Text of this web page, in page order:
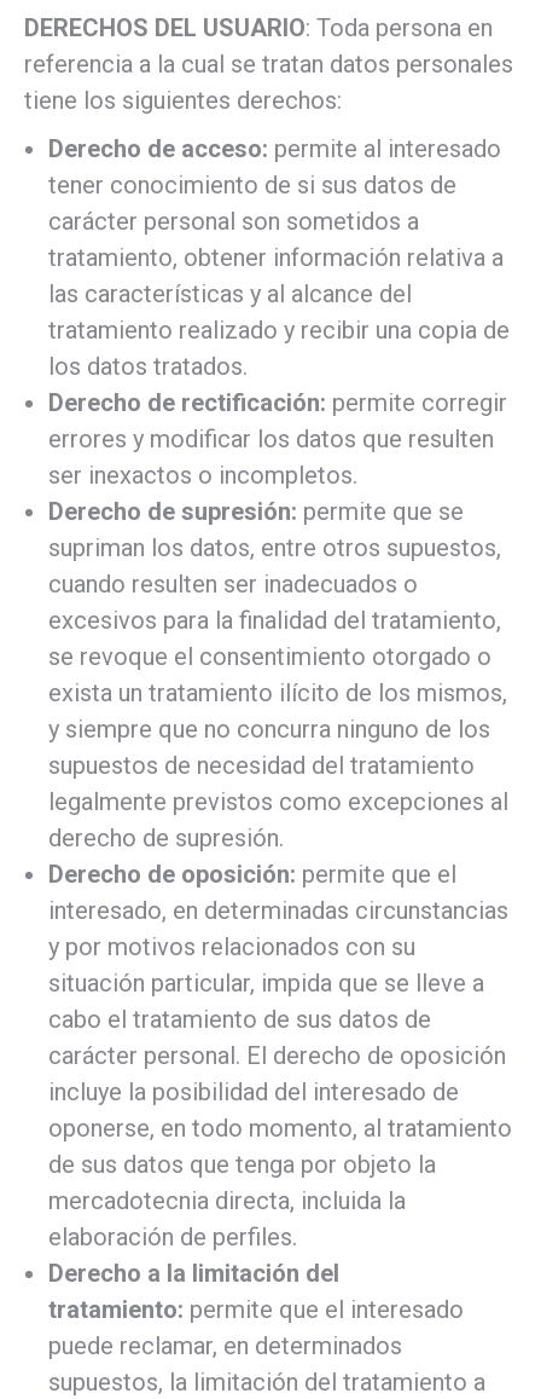
DERECHOS DEL USUARIO: Toda persona en
referencia a la cual se tratan datos personales
tiene los siguientes derechos:
Derecho de acceso: permite al interesado
tener conocimiento de si sus datos de
carácter personal son sometidos a
tratamiento, obtener información relativa a
las características y al alcance del
tratamiento realizado y recibir una copia de
los datos tratados.
Derecho de rectificación: permite corregir
errores y modificar los datos que resulten
ser inexactos o incompletos.
Derecho de supresión: permite que se
supriman los datos, entre otros supuestos,
cuando resulten ser inadecuados o
excesivos para la finalidad del tratamiento,
se revoque el consentimiento otorgado o
exista un tratamiento ilícito de los mismos,
y siempre que no concurra ninguno de los
supuestos de necesidad del tratamiento
legalmente previstos como excepciones al
derecho de supresión.
Derecho de oposición: permite que el
interesado, en determinadas circunstancias
y por motivos relacionados con su
situación particular, impida que se lleve a
cabo el tratamiento de sus datos de
carácter personal. El derecho de oposición
incluye la posibilidad del interesado de
oponerse, en todo momento, al tratamiento
de sus datos que tenga por objeto la
mercadotecnia directa, incluida la
elaboración de perfiles.
Derecho a la limitación del
tratamiento: permite que el interesado
puede reclamar, en determinados
supuestos, la limitación del tratamiento a